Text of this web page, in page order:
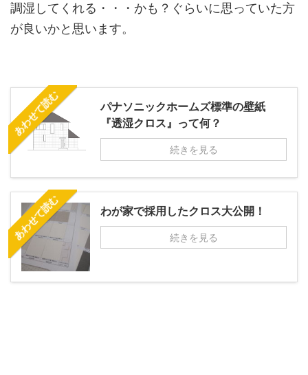
調湿してくれる・・・かも？ぐらいに思っていた方
が良いかと思います。
あわせて読む
パナソニックホームズ標準の壁紙
『透湿クロス』って何？
続きを見る
あわせて読む わが家で採用したクロス大公開！
続きを見る